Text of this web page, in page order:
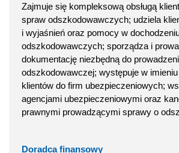
Zajmuje się kompleksową obsługą
spraw odszkodowawczych; udziela
i wyjaśnień oraz pomocy w
odszkodowawczych; sporządza i
dokumentację niezbędną do
odszkodowawczej; występuje w
klientów do firm ubezpieczeniowych;
agencjami ubezpieczeniowymi oraz
prawnymi prowadzącymi sprawy o
Doradca finansowy